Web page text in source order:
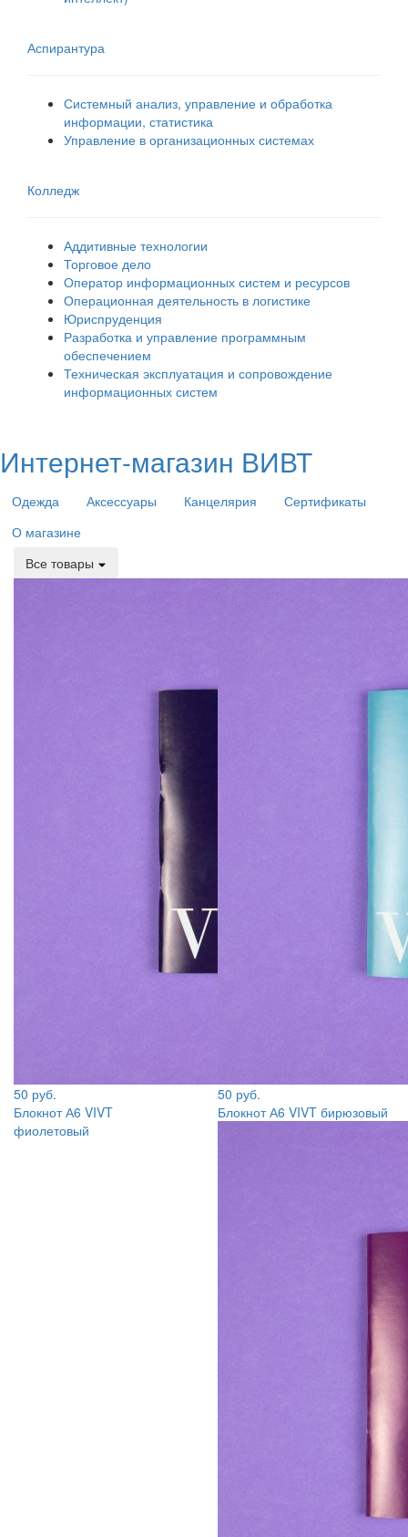
Аспирантура
Системный анализ, управление и обработка
информации, статистика
Управление в организационных системах
Колледж
Аддитивные технологии
Торговое дело
Оператор информационных систем и ресурсов
Операционная деятельность в логистике
Юриспруденция
Разработка и управление программным
обеспечением
Техническая эксплуатация и сопровождение
информационных систем
Интернет-магазин ВИВТ
Одежда Аксессуары Канцелярия
Сертификаты
О магазине
Все товары
50 руб.
Блокнот А6 VIVT
фиолетовый
50 руб.
Блокнот А6 VIVT бирюзовый